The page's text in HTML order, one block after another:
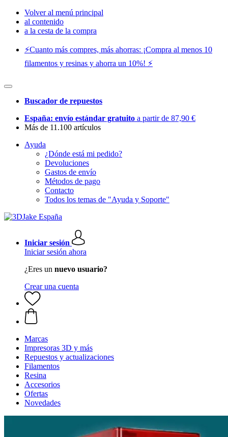
Volver al menú principal
al contenido
a la cesta de la compra
⚡️Cuanto más compres, más ahorras: ¡Compra al menos 10
filamentos y resinas y ahorra un 10%! ⚡️
Buscador de repuestos
España: envío estándar gratuito a partir de 87,90 €
Más de 11.100 artículos
Ayuda
¿Dónde está mi pedido?
Devoluciones
Gastos de envío
Métodos de pago
Contacto
Todos los temas de "Ayuda y Soporte"
Iniciar sesión
Iniciar sesión ahora
¿Eres un nuevo usuario?
Crear una cuenta
Marcas
Impresoras 3D y más
Repuestos y actualizaciones
Filamentos
Resina
Accesorios
Ofertas
Novedades